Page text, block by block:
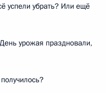
успели убрать? Или ещё
урожая праздновали,